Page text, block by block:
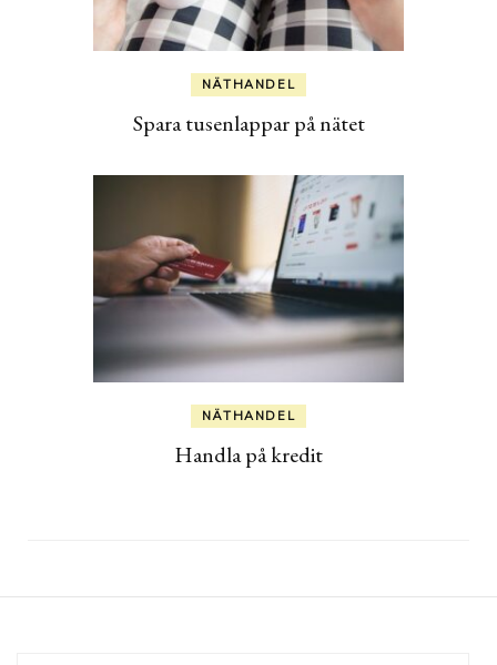
NÄTHANDEL
Spara tusenlappar på nätet
NÄTHANDEL
Handla på kredit